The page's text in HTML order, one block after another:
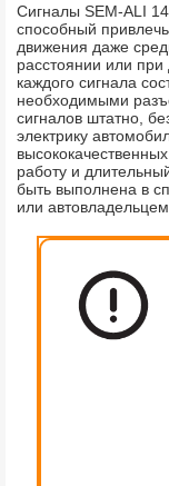
Сигналы SEM-ALI
способный
движения даже
расстоянии или
каждого сигнала
необходимыми
сигналов штатно,
электрику
работу и
быть выполнена в
или